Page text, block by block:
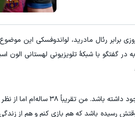
برابر رئال مادرید، لواندوفسکی این
گفتگو با شبکهٔ تلویزیونی لهستانی الون
او توضیح داد: «ممکن است گزینه‌ای در یک
رسیده باشد که هم بازی کنم و هم از
مشاهده